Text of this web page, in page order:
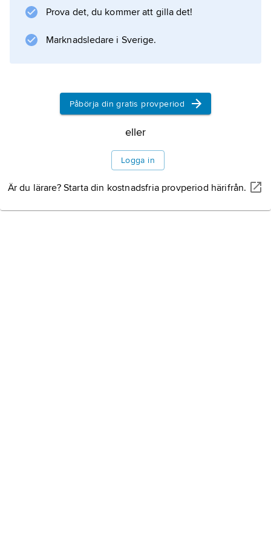
Information om artikeln
Prova det, du kommer att gilla det!
Marknadsledare i Sverige.
Påbörja din gratis provperiod
eller
Logga in
Är du lärare? Starta din kostnadsfria provperiod härifrån.